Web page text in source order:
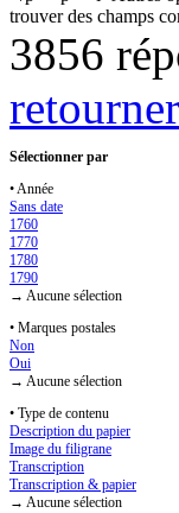
3856
Sélectionner par
• Année
Sans date
1760
1770
1780
1790
→ Aucune sélection
• Marques postales
Non
Oui
→ Aucune sélection
• Type de contenu
Description du papier
Image du filigrane
Transcription
Transcription & papier
→ Aucune sélection